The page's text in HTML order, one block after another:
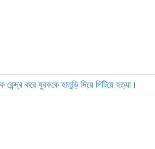
কেন্দ্র করে যুবককে হাতুড়ি দিয়ে পিটিয়ে হত্যা।